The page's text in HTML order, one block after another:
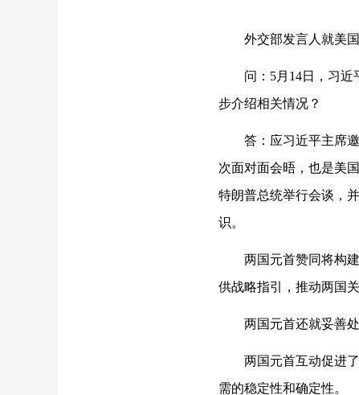
外交部发言人就美
问：5月14日，习
步介绍相关情况？
答：应习近平主席
次面对面会晤，也是美
特朗普总统举行会谈，
识。
两国元首赞同将构
供战略指引，推动两国
两国元首还就妥善
两国元首互动促进
需的稳定性和确定性。